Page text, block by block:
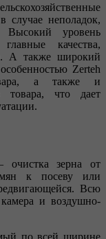
случае неполадок,
Высокий уровень
качества,
А также широкий
Zerteh
а также и
товара, что дает
очистка зерна от
к посеву или
Всю
и воздушно-